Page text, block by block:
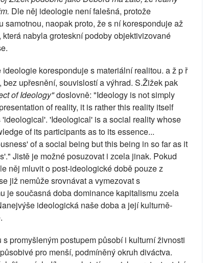
Dle něj ideologie není falešná, protože
samotnou, naopak proto, že s ní koresponduje až
nabyla groteskní podoby objektivizované
koresponduje s materiální realitou. a ž p ř
upřesnění, souvislostí a výhrad. S.Žižek pak
of Ideology"doslovně: "Ideology is not simply
of reality, it is rather this reality itself
'Ideological' is a social reality whose
of its participants as to its essence...
of a social being but this being in so far as it
Jistě je možné posuzovat i zcela jinak. Pokud
něj mluvit o post-ideologické době pouze z
již nemůže srovnávat a vymezovat s
je současná doba dominance kapitalismu zcela
ideologická naše doba a její kulturně-
promyšleným postupem působí i kulturní živnosti
pro menší, podmíněný okruh diváctva.